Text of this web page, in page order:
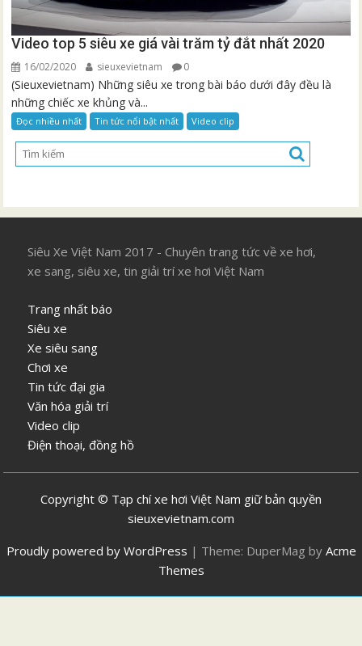
Video top 5 siêu xe giá vài trăm tỷ đắt nhất 2020
16/02/2020 sieuxevietnam 0
(Sieuxevietnam) Những siêu xe trong bài báo dưới đây đều là
những chiếc xe khủng và...
Đọc nhiều nhất Tin tức nổi bật nhất Video clip
Siêu Xe Việt Nam 2017 - Chuyên trang tức về xe hơi,
xe sang, siêu xe, tin giải trí xe hơi Việt Nam
Trang nhất báo
Siêu xe
Xe siêu sang
Chơi xe
Tin tức đại gia
Văn hóa giải trí
Video clip
Điện thoại, đồng hồ
Copyright © Tạp chí xe hơi Việt Nam giữ bản quyền
sieuxevietnam.com
Proudly powered by WordPress | Theme: DuperMag by Acme
Themes